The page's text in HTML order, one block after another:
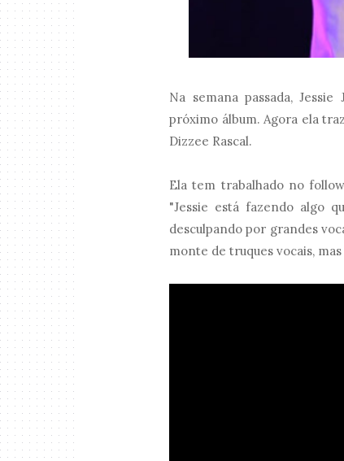
Na semana passada,
próximo álbum. Agora ela
Dizzee Rascal.
Ela tem trabalhado no
"Jessie está fazendo algo
desculpando por grandes
monte de truques vocais,